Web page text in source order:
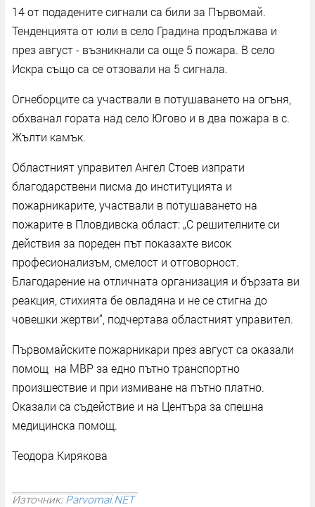
14 от подадените сигнали са били за Първомай.
Тенденцията от юли в село Градина продължава и
през август - възникнали са още 5 пожара. В село
Искра също са се отзовали на 5 сигнала.
Огнеборците са участвали в потушаването на огъня,
обхванал гората над село Югово и в два пожара в с.
Жълти камък.
Областният управител Ангел Стоев изпрати
благодарствени писма до институцията и
пожарникарите, участвали в потушаването на
пожарите в Пловдивска област: „С решителните си
действия за пореден път показахте висок
професионализъм, смелост и отговорност.
Благодарение на отличната организация и бързата ви
реакция, стихията бе овладяна и не се стигна до
човешки жертви“, подчертава областният управител.
Първомайските пожарникари през август са оказали
помощ на МВР за едно пътно транспортно
произшествие и при измиване на пътно платно.
Оказали са съдействие и на Центъра за спешна
медицинска помощ.
Теодора Кирякова
Източник:Parvomai.NET